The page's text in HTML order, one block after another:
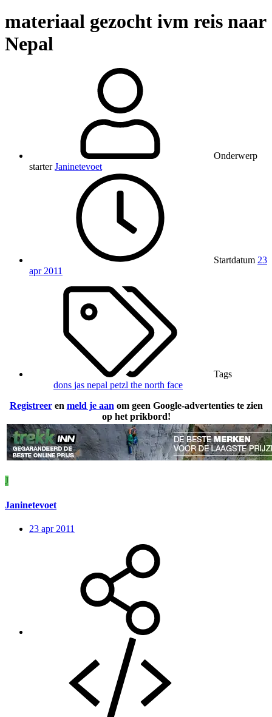
materiaal gezocht ivm reis naar
Nepal
Onderwerp
starter Janinetevoet
Startdatum 23
apr 2011
Tags
dons jas nepal petzl the north face
Registreeren meld je aan om geen Google-advertenties te zien
op het prikbord!
J
Janinetevoet
23 apr 2011